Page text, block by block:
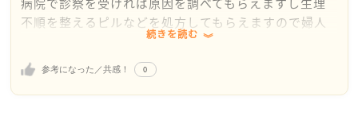
また困ったことがあればいつでもここに相談してくだ
さいね。一緒に考えていきましょう！
不順を整えるピルなどを処方してもらえますので婦人
科の病院へ行ってください！
またお気軽に相談してくださいね。
続きを読む
参考になった／共感！ 0